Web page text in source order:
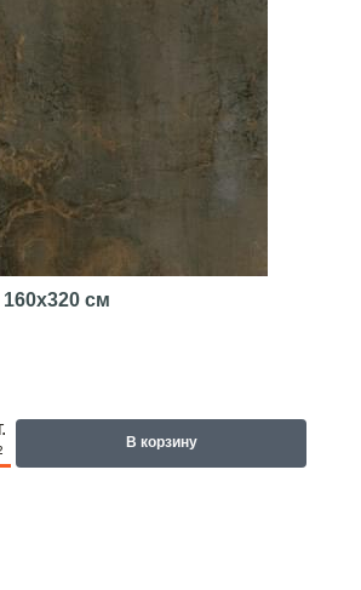
160x320 см
В корзину